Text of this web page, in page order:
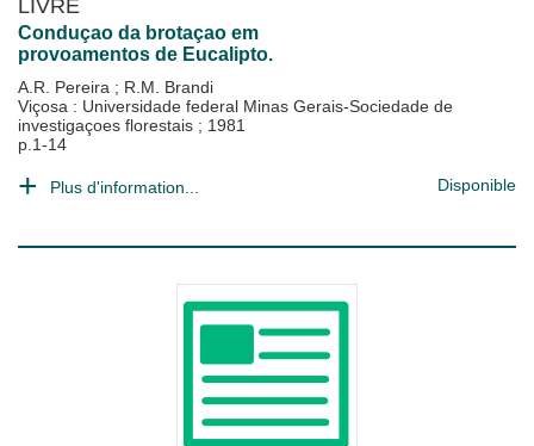
LIVRE
Conduçao da brotaçao em
provoamentos de Eucalipto.
A.R. Pereira ; R.M. Brandi
Viçosa : Universidade federal Minas Gerais-Sociedade de
investigaçoes florestais ; 1981
p.1-14
Plus d'information... Disponible